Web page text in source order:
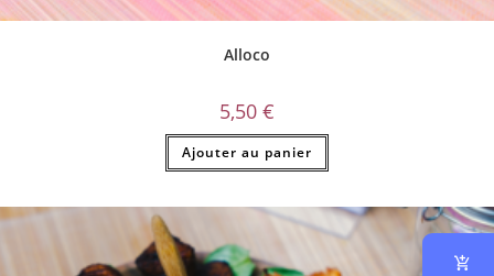
Alloco
5,50 €
Ajouter au panier